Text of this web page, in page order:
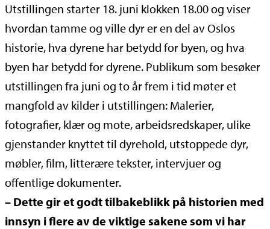
Utstillingen starter 18. juni klokken 18.00 og viser
hvordan tamme og ville dyr er en del av Oslos
historie, hva dyrene har betydd for byen, og hva
byen har betydd for dyrene. Publikum som besøker
utstillingen fra juni og to år frem i tid møter et
mangfold av kilder i utstillingen: Malerier,
fotografier, klær og mote, arbeidsredskaper, ulike
gjenstander knyttet til dyrehold, utstoppede dyr,
møbler, film, litterære tekster, intervjuer og
offentlige dokumenter.
– Dette gir et godt tilbakeblikk på historien med
innsyn i flere av de viktige sakene som vi har